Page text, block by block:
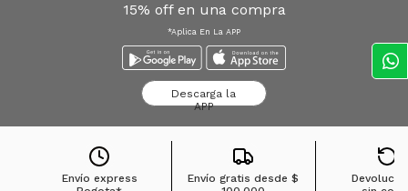
15% off en una compra
*Aplica En La APP
Descarga la
APP
Envío express
Envío gratis desde$